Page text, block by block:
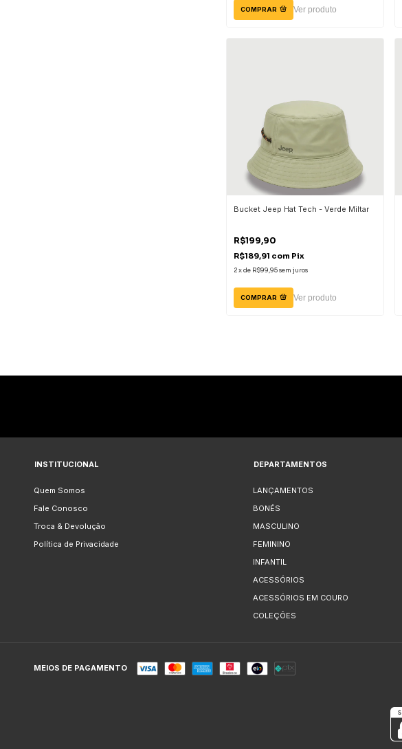
COMPRAR Ver produto
Bucket Jeep Hat Tech - Verde Miltar
R$199,90
R$189,91 com Pix
2 xde R$99,95 sem juros
COMPRAR Ver produto
INSTITUCIONAL
Quem Somos
Fale Conosco
Troca & Devolução
Política de Privacidade
DEPARTAMENTOS
LANÇAMENTOS
BONÉS
MASCULINO
FEMININO
INFANTIL
ACESSÓRIOS
ACESSÓRIOS EM COURO
COLEÇÕES
MEIOS DE PAGAMENTO